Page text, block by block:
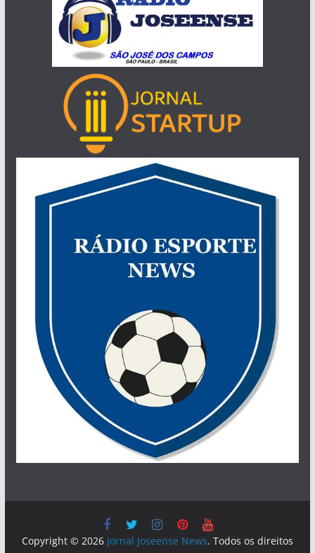
Copyright © 2026 Jornal Joseense News. Todos os direitos